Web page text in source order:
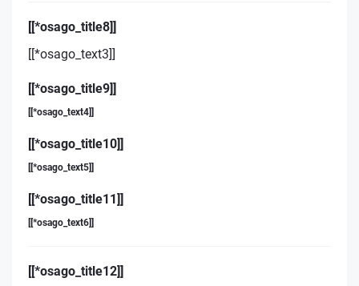
[[*osago_title8]]
[[*osago_text3]]
[[*osago_title9]]
[[*osago_text4]]
[[*osago_title10]]
[[*osago_text5]]
[[*osago_title11]]
[[*osago_text6]]
[[*osago_title12]]